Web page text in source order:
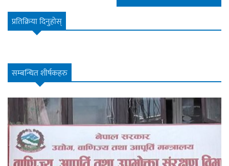
प्रतिक्रिया दिनुहोस्
सम्बन्धित शीर्षकहरु